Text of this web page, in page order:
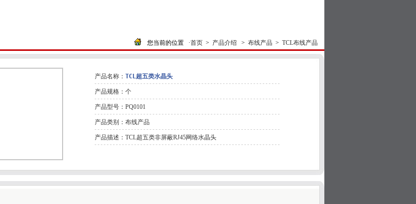
您当前的位置 ·首页> 产品介绍 > 布线产品> TCL布线产品
产品名称： TCL超五类水晶头
产品规格：个
产品型号：PQ0101
产品类别：布线产品
产品描述：TCL超五类非屏蔽RJ45网络水晶头